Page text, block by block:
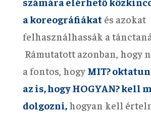
a koreográfiákat és azokat
felhasználhassák a
Rámutatott azonban, hogy
a fontos, hogy MIT?
az is, hogy HOGYAN? kell
dolgozni,hogyan kell